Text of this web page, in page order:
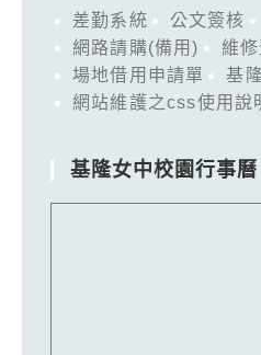
差勤系統 公文簽核
網路請購(備用)
維
場地借用申請單
基
網站維護之css使用說
基隆女中校園行事曆